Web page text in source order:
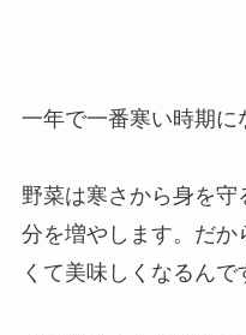
一年で一番寒い時期に
野菜は寒さから身を
分を増やします。だ
くて美味しくなるんで